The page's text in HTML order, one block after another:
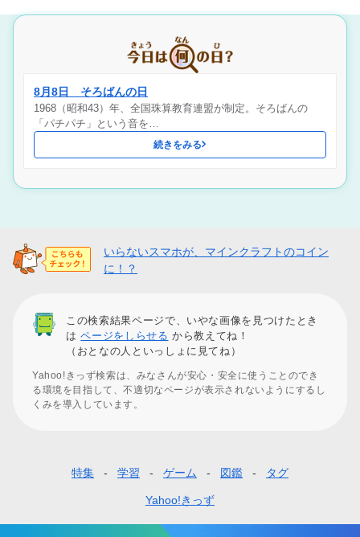
8月8日 そろばんの日
1968（昭和43）年、全国珠算教育連盟が制定。そろばんの
「パチパチ」という音を…
続きをみる
いらないスマホが、マインクラフトのコイン
に！？
この検索結果ページで、いやな画像を見つけたとき
はページをしらせる から教えてね！
（おとなの人といっしょに見てね）
Yahoo!きっず検索は、みなさんが安心・安全に使うことのでき
る環境を目指して、不適切なページが表示されないようにするし
くみを導入しています。
タ
特集 学習 ゲーム 図鑑 タグ
Yahoo!きっず